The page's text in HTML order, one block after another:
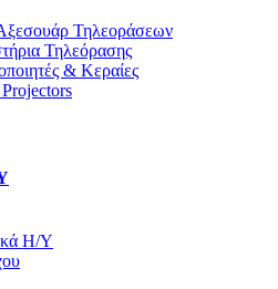
Τηλεοράσεων
Τηλεόρασης
& Κεραίες
Η/Υ